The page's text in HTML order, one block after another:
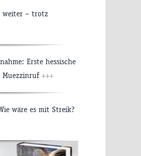
weiter – trotz
Erste hessische
Muezzinruf +++
wäre es mit Streik?